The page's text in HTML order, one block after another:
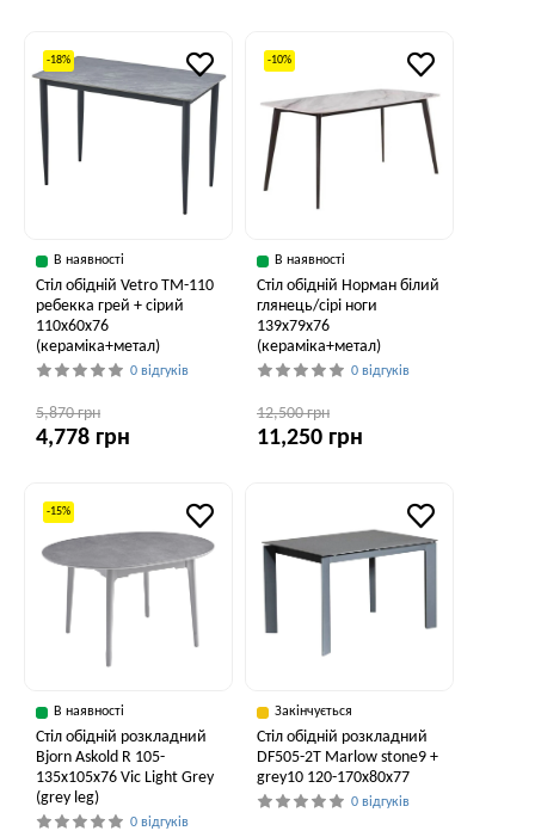
-18%
В наявності
Стіл обідній Vetro TM-110
ребекка грей + сірий
110x60x76
(кераміка+метал)
0 відгуків
5,870 грн
4,778 грн
-10%
В наявності
Стіл обідній Норман білий
глянець/сірі ноги
139x79x76
(кераміка+метал)
0 відгуків
12,500 грн
11,250 грн
-15%
В наявності
Стіл обідній розкладний
Bjorn Askold R 105-
135х105х76 Vic Light Grey
(grey leg)
0 відгуків
Закінчується
Стіл обідній розкладний
DF505-2T Marlow stone9 +
grey10 120-170x80x77
0 відгуків